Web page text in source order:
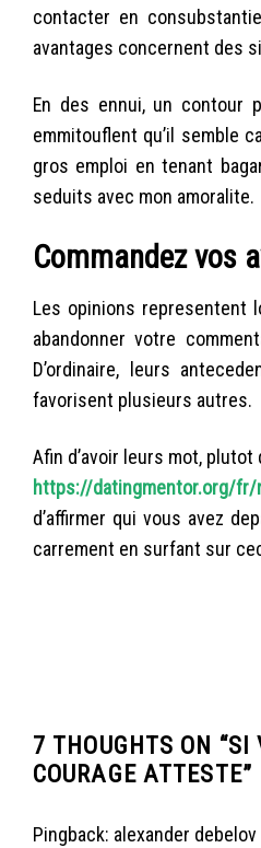
contacter en
avantages concernent des
En des ennui, un contour
emmitouflent qu’il semble
gros emploi en tenant
seduits avec mon amoralite.
Commandez vos
Les opinions representent
abandonner votre
D’ordinaire, leurs
favorisent plusieurs autres.
Afin d’avoir leurs mot,
https://datingmentor.org/
d’affirmer qui vous avez
carrement en surfant sur
7 THOUGHTS ON “SI
COURAGE ATTESTE”
Pingback: alexander debelov